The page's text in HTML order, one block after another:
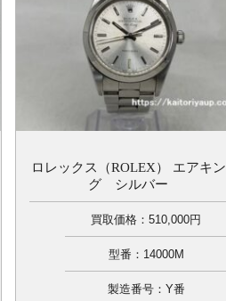
ロレックス（ROLEX） エアキン
グ シルバー
買取価格：510,000円
型番：14000M
製造番号：Y番